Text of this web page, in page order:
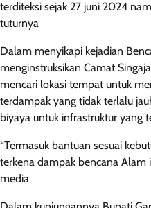
terditeksi sejak 27 juni 2024
tuturnya
Dalam menyikapi kejadian
menginstruksikan Camat
mencari lokasi tempat untuk
terdampak yang tidak terlalu
biyaya untuk infrastruktur yang
“Termasuk bantuan sesuai
terkena dampak bencana
media